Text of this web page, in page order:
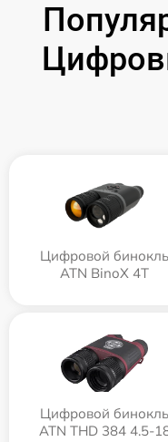
Цифровой бинокль
ATN BinoX 4T
Цифровой бинокль
ATN THD 384 4.5-